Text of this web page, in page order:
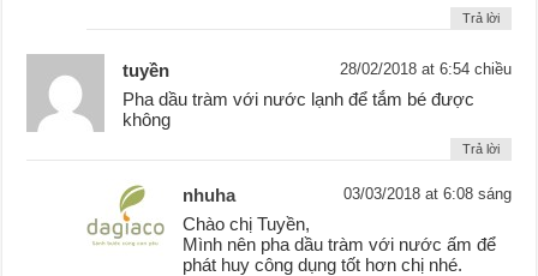
Trả lời
tuyền 28/02/2018 at 6:54 chiều
Pha dầu tràm với nước lạnh để tắm bé được
không
Trả lời
nhuha 03/03/2018 at 6:08 sáng
Chào chị Tuyền,
Mình nên pha dầu tràm với nước ấm để
phát huy công dụng tốt hơn chị nhé.